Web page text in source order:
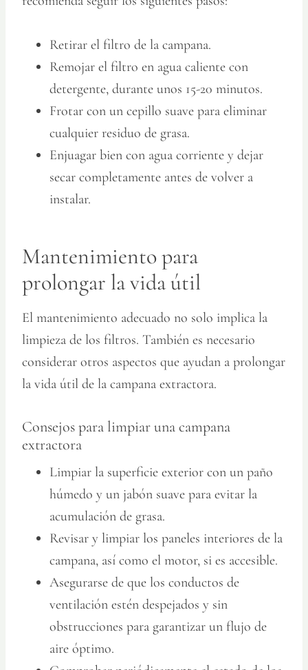
Retirar el filtro de la campana.
Remojar el filtro en agua caliente con
detergente, durante unos 15-20 minutos.
Frotar con un cepillo suave para eliminar
cualquier residuo de grasa.
Enjuagar bien con agua corriente y dejar
secar completamente antes de volver a
instalar.
Mantenimiento para
prolongar la vida útil
El mantenimiento adecuado no solo implica la
limpieza de los filtros. También es necesario
considerar otros aspectos que ayudan a prolongar
la vida útil de la campana extractora.
Consejos para limpiar una campana
extractora
Limpiar la superficie exterior con un paño
húmedo y un jabón suave para evitar la
acumulación de grasa.
Revisar y limpiar los paneles interiores de la
campana, así como el motor, si es accesible.
Asegurarse de que los conductos de
ventilación estén despejados y sin
obstrucciones para garantizar un flujo de
aire óptimo.